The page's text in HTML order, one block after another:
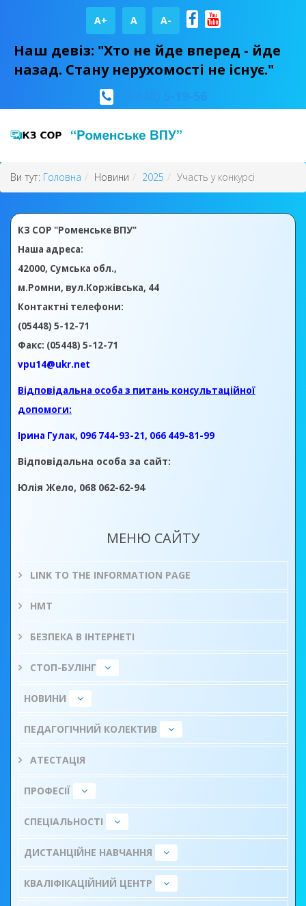
A+ А A-
Наш девіз: "Хто не йде вперед - йде
назад. Стану нерухомості не існує."
Ви тут: Головна Новини 2025 Участь у конкурсі
КЗ СОР "Роменське ВПУ"
Наша адреса:
42000, Сумська обл.,
м.Ромни, вул.Коржівська, 44
Контактні телефони:
(05448) 5-12-71
Факс: (05448) 5-12-71
vpu14@ukr.net
Відповідальна особа з питань консультаційної
допомоги:
Ірина Гулак, 096 744-93-21, 066 449-81-99
Відповідальна особа за сайт:
Юлія Жело, 068 062-62-94
МЕНЮ САЙТУ
LINK TO THE INFORMATION PAGE
НМТ
БЕЗПЕКА В ІНТЕРНЕТІ
СТОП-БУЛІНГ
НОВИНИ
ПЕДАГОГІЧНИЙ КОЛЕКТИВ
АТЕСТАЦІЯ
ПРОФЕСІЇ
СПЕЦІАЛЬНОСТІ
ДИСТАНЦІЙНЕ НАВЧАННЯ
КВАЛІФІКАЦІЙНИЙ ЦЕНТР